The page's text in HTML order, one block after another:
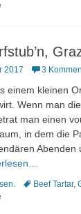
2017 3
einem kleinen
Wenn man
man einen
in dem die
Abenden
Schlagworte
Beef Tartar,